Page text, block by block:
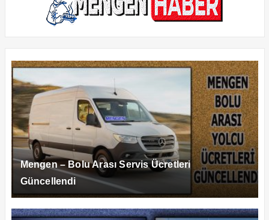
Mengen – Bolu Arası Servis Ücretleri
Güncellendi